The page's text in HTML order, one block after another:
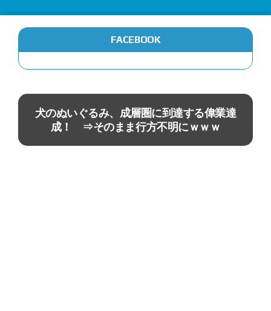
FACEBOOK
犬のぬいぐるみ、成層圏に到達する偉業達
成！ ⇒そのまま行方不明にｗｗｗ